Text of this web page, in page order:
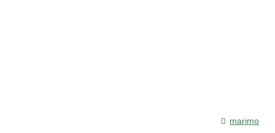
marimo